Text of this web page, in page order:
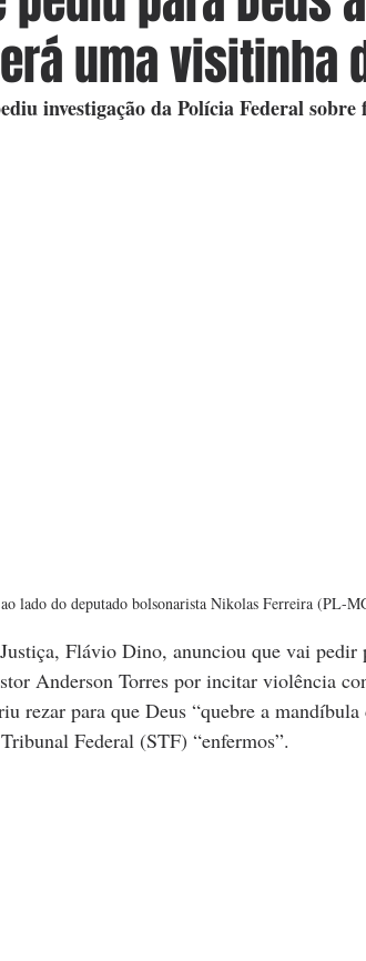
uma visitinha
investigação da Polícia Federal
lado do deputado bolsonarista Nikolas Ferreira (PL-
Flávio Dino, anunciou que vai pedir
Anderson Torres por incitar violência
rezar para que Deus “quebre a mandíbula
Federal (STF) “enfermos”.